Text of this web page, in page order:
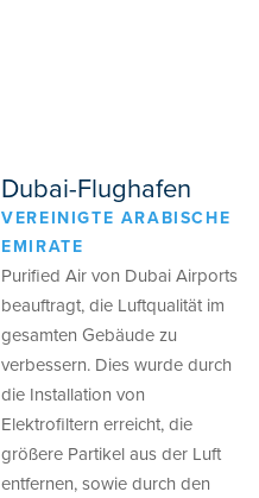
Dubai-Flughafen
VEREINIGTE ARABISCHE
EMIRATE
Purified Air von Dubai Airports
beauftragt, die Luftqualität im
gesamten Gebäude zu
verbessern. Dies wurde durch
die Installation von
Elektrofiltern erreicht, die
größere Partikel aus der Luft
entfernen, sowie durch den